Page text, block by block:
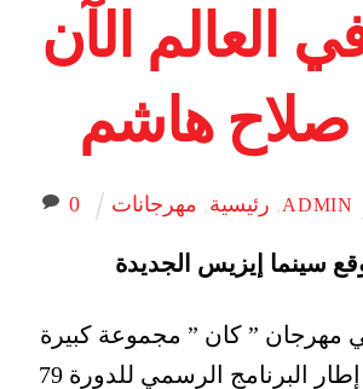
العالم الآن
صلاح هاشم
ADMIN رئيسية مهرجانات 0
سينما إيزيس الجديدة
مهرجان ” كان ” مجموعة كبيرة
من الأفلام في إطار البرنامج الرسمي للدورة 79